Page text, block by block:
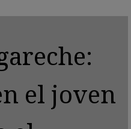
el joven